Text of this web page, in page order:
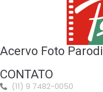
Acervo Foto Parodi
CONTATO
(11) 9 7482-0050